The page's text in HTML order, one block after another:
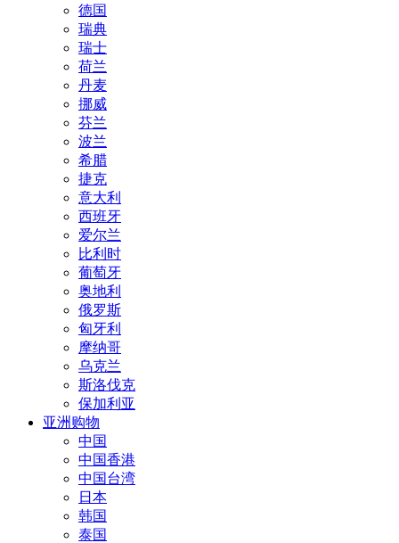
德国
瑞典
瑞士
荷兰
丹麦
挪威
芬兰
波兰
希腊
捷克
意大利
西班牙
爱尔兰
比利时
葡萄牙
奥地利
俄罗斯
匈牙利
摩纳哥
乌克兰
斯洛伐克
保加利亚
亚洲购物
中国
中国香港
中国台湾
日本
韩国
泰国